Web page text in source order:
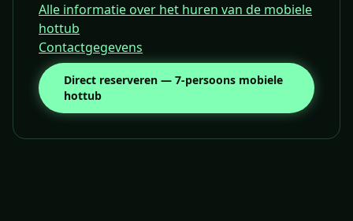
Alle informatie over het huren van de mobiele
hottub
Contactgegevens
Direct reserveren — 7-persoons mobiele
hottub